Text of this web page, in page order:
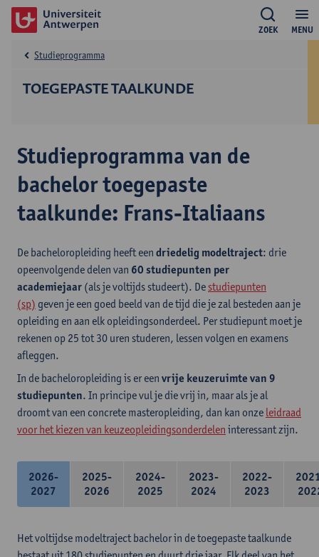
MENU
ZOEK
TOEGEPASTE TAALKUNDE
Studieprogramma
Studieprogramma van de
bachelor toegepaste
taalkunde: Frans-Italiaans
De bacheloropleiding heeft een driedelig modeltraject: drie
opeenvolgende delen van 60 studiepunten per
academiejaar (als je voltijds studeert). De studiepunten
(sp) geven je een goed beeld van de tijd die je zal besteden aan je
opleiding en aan elk opleidingsonderdeel. Per studiepunt moet je
rekenen op 25 tot 30 uren studeren, lessen volgen en examens
afleggen.
In de bacheloropleiding is er een vrije keuzeruimte van 9
studiepunten. In principe vul je die vrij in, maar als je al
droomt van een concrete masteropleiding, dan kan onze leidraad
voor het kiezen van keuzeopleidingsonderdelen interessant zijn.
2026-
2027
2025-
2026
2024-
2025
2023-
2024
2022-
2023
Het voltijdse modeltraject bachelor in de toegepaste taalkunde